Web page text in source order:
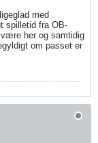
med
spilletid fra OB-
her og samtidig
om passet er